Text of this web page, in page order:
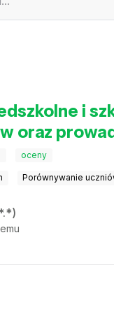
i
oraz
oceny
Porównywanie